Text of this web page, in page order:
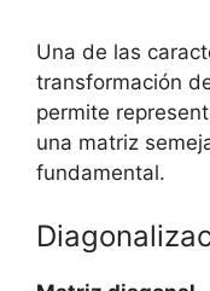
Una de las
transformación
permite
una matriz
fundamental.